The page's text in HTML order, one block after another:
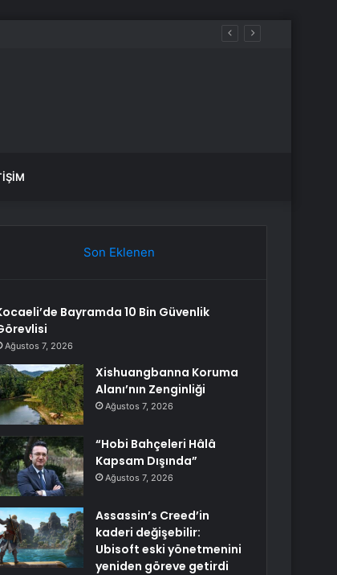
Son Eklenen
Bayramda 10 Bin Güvenlik
Ağustos 7, 2026
Xishuangbanna Koruma
Alanı’nın Zenginliği
Ağustos 7, 2026
“Hobi Bahçeleri Hâlâ
Kapsam Dışında”
Ağustos 7, 2026
Assassin’s Creed’in
kaderi değişebilir:
Ubisoft eski yönetmenini
yeniden göreve getirdi